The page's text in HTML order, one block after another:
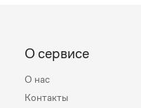
О сервисе
О нас
Контакты